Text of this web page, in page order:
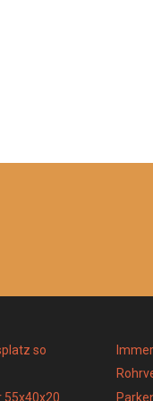
so
55x40x20